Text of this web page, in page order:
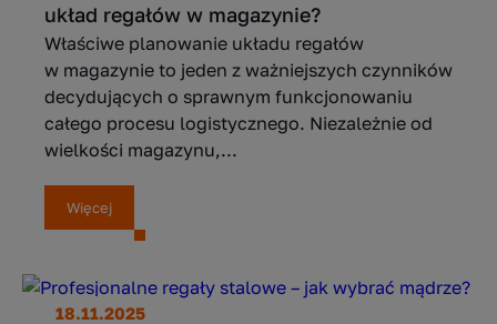
układ regałów w magazynie?
Właściwe planowanie układu regałów
w magazynie to jeden z ważniejszych czynników
decydujących o sprawnym funkcjonowaniu
całego procesu logistycznego. Niezależnie od
wielkości magazynu,...
Więcej
18.11.2025